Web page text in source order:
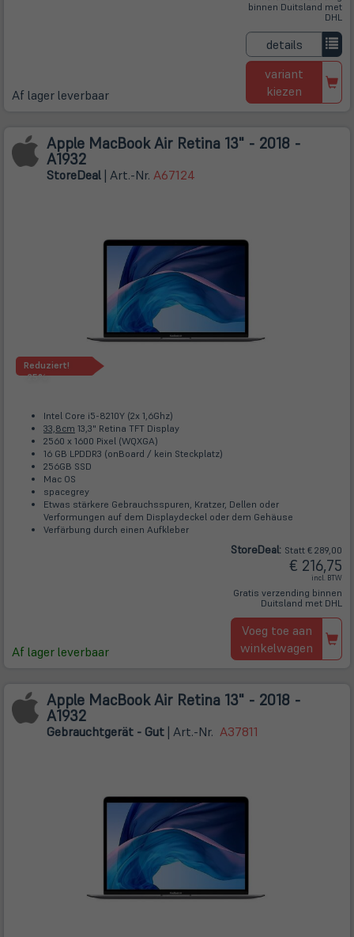
Af lager leverbaar
binnen Duitsland met
DHL
details
variant
kiezen
Apple MacBook Air Retina 13" - 2018 -
A1932
StoreDeal| Art.-Nr. A67124
Reduziert!
-25%
Intel Core i5-8210Y (2x 1,6Ghz)
33,8cm 13,3" Retina TFT Display
2560 x 1600 Pixel (WQXGA)
16 GB LPDDR3 (onBoard / kein Steckplatz)
256GB SSD
Mac OS
spacegrey
Etwas stärkere Gebrauchsspuren, Kratzer, Dellen oder
Verformungen auf dem Displaydeckel oder dem Gehäuse
Verfärbung durch einen Aufkleber
Af lager leverbaar
StoreDeal: Statt € 289,00
€ 216,75
incl. BTW
Gratis verzending binnen
Duitsland met DHL
Voeg toe aan
winkelwagen
Apple MacBook Air Retina 13" - 2018 -
A1932
Gebrauchtgerät - Gut| Art.-Nr. A37811